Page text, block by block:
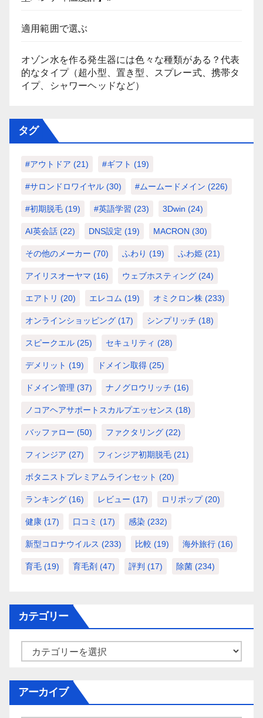
適用範囲で選ぶ
オゾン水を作る発生器には色々な種類がある？代表
的なタイプ（超小型、置き型、スプレー式、携帯タ
イプ、シャワーヘッドなど）
タグ
#アウトドア (21) #ギフト (19)
#サロンドロワイヤル (30) #ムームードメイン (226)
#初期脱毛 (19) #英語学習 (23) 3Dwin (24)
AI英会話 (22) DNS設定 (19) MACRON (30)
その他のメーカー (70) ふわり (19) ふわ姫 (21)
アイリスオーヤマ (16) ウェブホスティング (24)
エアトリ (20) エレコム (19) オミクロン株 (233)
オンラインショッピング (17) シンプリッチ (18)
スピークエル (25) セキュリティ (28)
デメリット (19) ドメイン取得 (25)
ドメイン管理 (37) ナノグロウリッチ (16)
ノコアヘアサポートスカルプエッセンス (18)
バッファロー (50) ファクタリング (22)
フィンジア (27) フィンジア初期脱毛 (21)
ボタニストプレミアムラインセット (20)
ランキング (16) レビュー (17) ロリポップ(20)
健康 (17) 口コミ (17) 感染 (232)
新型コロナウイルス (233) 比較 (19) 海外旅行 (16)
育毛 (19) 育毛剤 (47) 評判 (17) 除菌 (234)
カテゴリー
アーカイブ